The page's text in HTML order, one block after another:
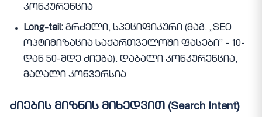
კონკურენცია
Long-tail: გრძელი, სპეციფიკური (მაგ. „SEO
ოპტიმიზაცია საქართველოში ფასები” - 10-
დან 50-მდე ძიება). დაბალი კონკურენცია,
მაღალი კონვერსია
ძიების მიზნის მიხედვით (Search Intent)